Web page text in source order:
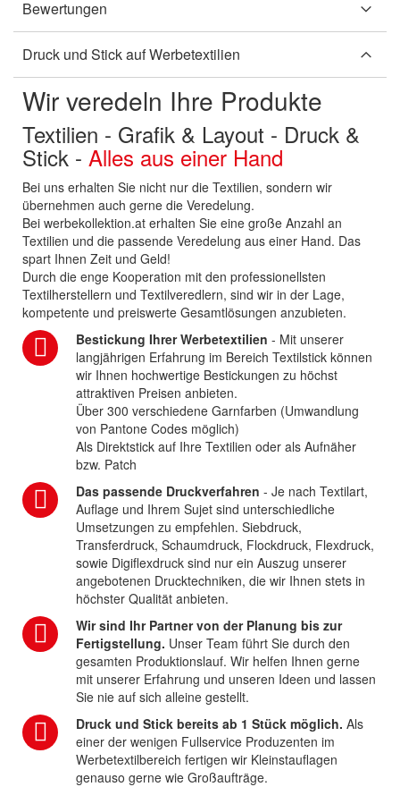
Bewertungen
Druck und Stick auf Werbetextilien
Wir veredeln Ihre Produkte
Textilien - Grafik & Layout - Druck &
Stick - Alles aus einer Hand
Bei uns erhalten Sie nicht nur die Textilien, sondern wir
übernehmen auch gerne die Veredelung.
Bei werbekollektion.at erhalten Sie eine große Anzahl an
Textilien und die passende Veredelung aus einer Hand. Das
spart Ihnen Zeit und Geld!
Durch die enge Kooperation mit den professionellsten
Textilherstellern und Textilveredlern, sind wir in der Lage,
kompetente und preiswerte Gesamtlösungen anzubieten.
Bestickung Ihrer Werbetextilien - Mit unserer
langjährigen Erfahrung im Bereich Textilstick können
wir Ihnen hochwertige Bestickungen zu höchst
attraktiven Preisen anbieten.
Über 300 verschiedene Garnfarben (Umwandlung
von Pantone Codes möglich)
Als Direktstick auf Ihre Textilien oder als Aufnäher
bzw. Patch
Das passende Druckverfahren - Je nach Textilart,
Auflage und Ihrem Sujet sind unterschiedliche
Umsetzungen zu empfehlen. Siebdruck,
Transferdruck, Schaumdruck, Flockdruck, Flexdruck,
sowie Digiflexdruck sind nur ein Auszug unserer
angebotenen Drucktechniken, die wir Ihnen stets in
höchster Qualität anbieten.
Wir sind Ihr Partner von der Planung bis zur
Fertigstellung. Unser Team führt Sie durch den
gesamten Produktionslauf. Wir helfen Ihnen gerne
mit unserer Erfahrung und unseren Ideen und lassen
Sie nie auf sich alleine gestellt.
Druck und Stick bereits ab 1 Stück möglich. Als
einer der wenigen Fullservice Produzenten im
Werbetextilbereich fertigen wir Kleinstauflagen
genauso gerne wie Großaufträge.